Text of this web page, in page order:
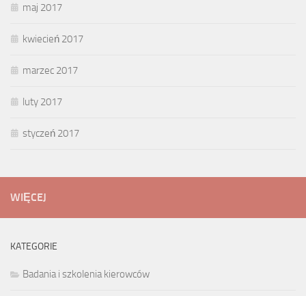
maj 2017
kwiecień 2017
marzec 2017
luty 2017
styczeń 2017
WIĘCEJ
KATEGORIE
Badania i szkolenia kierowców